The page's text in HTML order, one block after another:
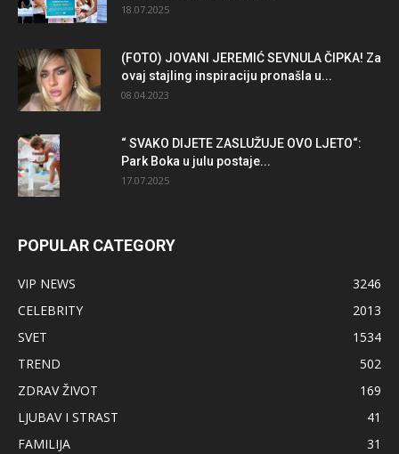
18.07.2025
(FOTO) JOVANI JEREMIĆ SEVNULA ČIPKA! Za
ovaj stajling inspiraciju pronašla u...
08.04.2023
“ SVAKO DIJETE ZASLUŽUJE OVO LJETO“:
Park Boka u julu postaje...
17.07.2025
POPULAR CATEGORY
VIP NEWS
3246
CELEBRITY
2013
SVET
1534
TREND
502
ZDRAV ŽIVOT
169
LJUBAV I STRAST
41
FAMILIJA
31